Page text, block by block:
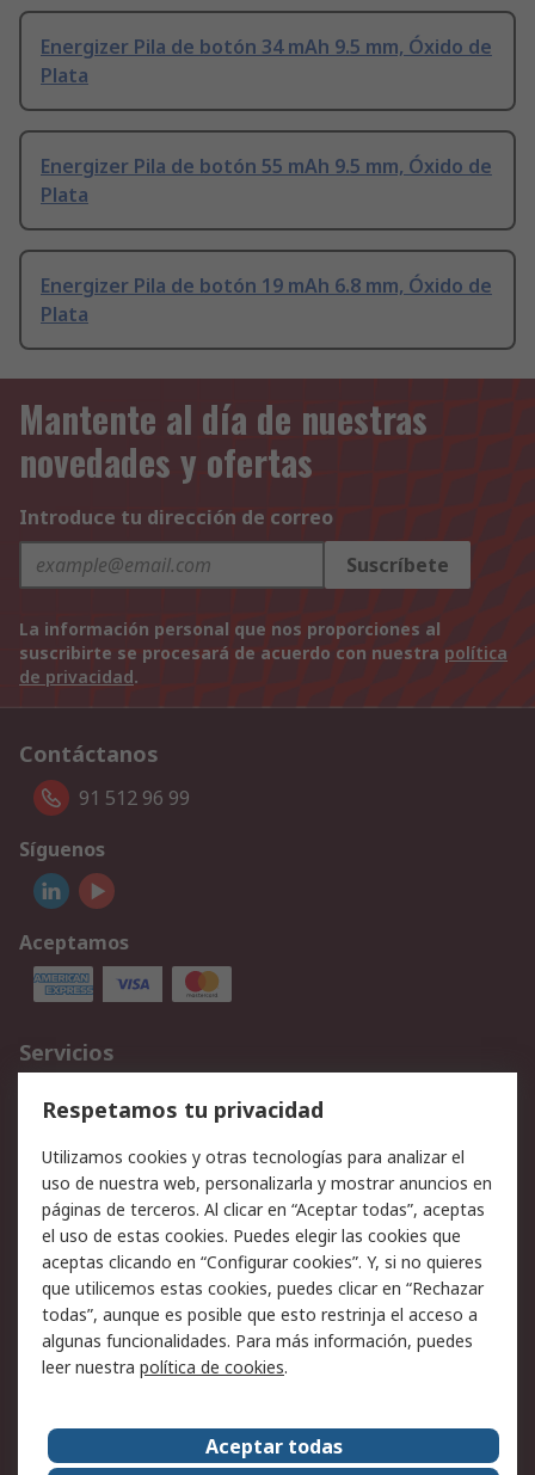
Energizer Pila de botón 34 mAh 9.5 mm, Óxido de
Plata
Energizer Pila de botón 55 mAh 9.5 mm, Óxido de
Plata
Energizer Pila de botón 19 mAh 6.8 mm, Óxido de
Plata
Mantente al día de nuestras
novedades y ofertas
Introduce tu dirección de correo
Suscríbete
La información personal que nos proporciones al
suscribirte se procesará de acuerdo con nuestra política
de privacidad.
Contáctanos
91 512 96 99
Síguenos
Aceptamos
Servicios
Cómo realizar pedidos
Devoluciones
Facturación y pago
Ofertas
Soporte técnico
Legal
Aviso legal
Política de privacidad -
Actualizada
Política sobre cookies
Seguridad de emails
Certificaciones de
Condiciones de venta
Acerca de RS
Respetamos tu privacidad
Utilizamos cookies y otras tecnologías para analizar el
uso de nuestra web, personalizarla y mostrar anuncios en
páginas de terceros. Al clicar en “Aceptar todas”, aceptas
el uso de estas cookies. Puedes elegir las cookies que
aceptas clicando en “Configurar cookies”. Y, si no quieres
que utilicemos estas cookies, puedes clicar en “Rechazar
todas”, aunque es posible que esto restrinja el acceso a
algunas funcionalidades. Para más información, puedes
leer nuestra política de cookies.
Aceptar todas